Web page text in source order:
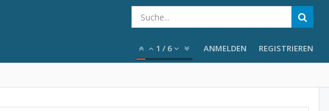
1 / 6 ANMELDEN REGISTRIEREN